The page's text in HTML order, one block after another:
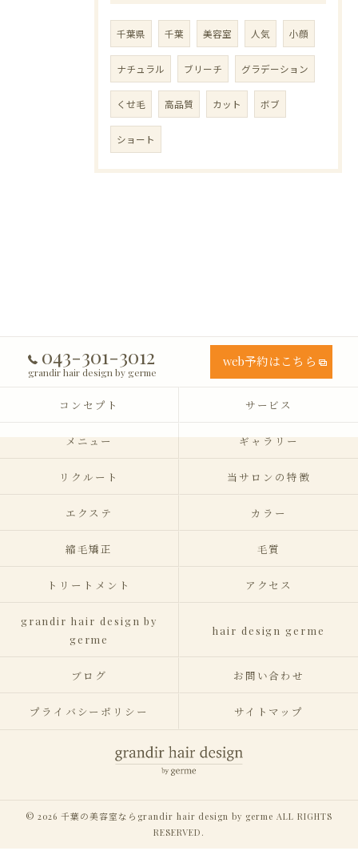
千葉県 千葉 美容室 人気 小顔
ナチュラル ブリーチ グラデーション
くせ毛 高品質 カット ボブ
ショート
043-301-3012
grandir hair design by germe
web予約はこちら
コンセプト サービス
メニュー ギャラリー
リクルート 当サロンの特徴
エクステ カラー
縮毛矯正 毛質
トリートメント アクセス
grandir hair design by
germe
hair design germe
ブログ お問い合わせ
プライバシーポリシー サイトマップ
© 2026 千葉の美容室ならgrandir hair design by germe ALL RIGHTS
RESERVED.